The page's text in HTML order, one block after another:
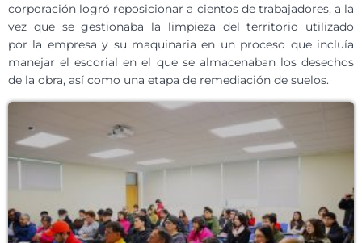
corporación logró reposicionar a cientos de trabajadores, a la
vez que se gestionaba la limpieza del territorio utilizado
por la empresa y su maquinaria en un proceso que incluía
manejar el escorial en el que se almacenaban los desechos
de la obra, así como una etapa de remediación de suelos.